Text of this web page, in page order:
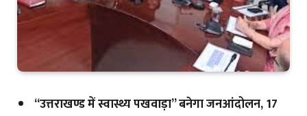
‘‘उत्तराखण्ड में स्वास्थ्य पखवाड़ा’’ बनेगा जनआंदोलन, 17